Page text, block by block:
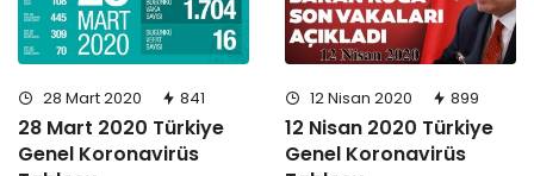
28 Mart 2020 841
28 Mart 2020 Türkiye
Genel Koronavirüs
12 Nisan 2020 899
12 Nisan 2020 Türkiye
Genel Koronavirüs